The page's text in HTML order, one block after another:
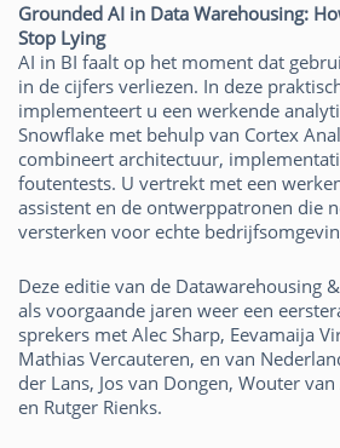
Grounded AI in Data Warehousing:
Stop Lying
AI in BI faalt op het moment dat
in de cijfers verliezen. In deze
implementeert u een werkende
Snowflake met behulp van Cortex
combineert architectuur,
foutentests. U vertrekt met een
assistent en de ontwerppatronen die
versterken voor echte
Deze editie van de Datawarehousing
als voorgaande jaren weer een
sprekers met Alec Sharp, Eevamaija
Mathias Vercauteren, en van
der Lans, Jos van Dongen, Wouter
en Rutger Rienks.